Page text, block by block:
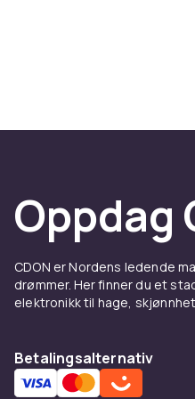
Oppdag
CDON er Nordens ledende
drømmer. Her finner du et
elektronikk til hage,
Betalingsalternativ